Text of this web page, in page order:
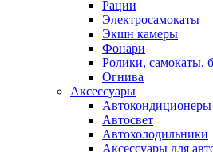
Рации
Электросамокаты
Экшн камеры
Фонари
Ролики, самокаты,
Огнива
Аксессуары
Автокондиционеры
Aвтосвет
Автохолодильники
Аксессуары для